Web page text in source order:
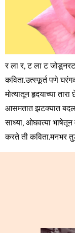
र ला र, ट ला ट
कविता.उत्स्फूर्त पणे
मोत्यातून हृदयाच्या
आसमतात झटक्यात बदल
साध्या, ओघवत्या भाषेतून
करते ती कविता.मनभर